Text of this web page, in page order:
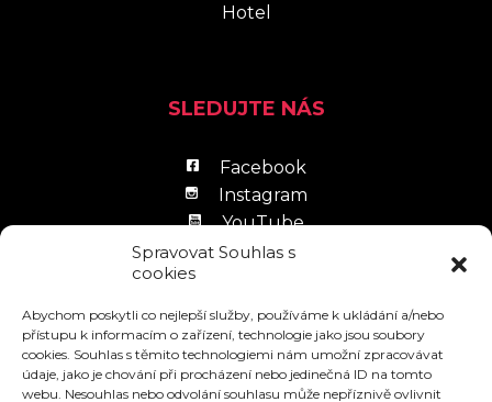
Spravovat Souhlas s
cookies
Abychom poskytli co nejlepší služby, používáme k ukládání a/nebo
přístupu k informacím o zařízení, technologie jako jsou soubory
cookies. Souhlas s těmito technologiemi nám umožní zpracovávat
údaje, jako je chování při procházení nebo jedinečná ID na tomto
webu. Nesouhlas nebo odvolání souhlasu může nepříznivě ovlivnit
Hotel
SLEDUJTE NÁS
Facebook
Instagram
YouTube
LinkedIn
Zpracování osobních údajů